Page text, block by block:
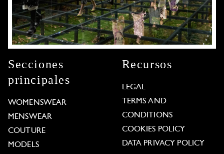
Secciones
principales
WOMENSWEAR
MENSWEAR
COUTURE
MODELS
Recursos
LEGAL
TERMS AND
CONDITIONS
COOKIES POLICY
DATA PRIVACY POLICY